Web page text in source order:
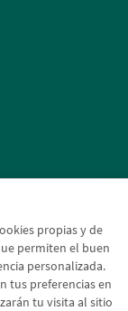
propias y de
permiten el buen
personalizada.
tus preferencias en
tu visita al sitio